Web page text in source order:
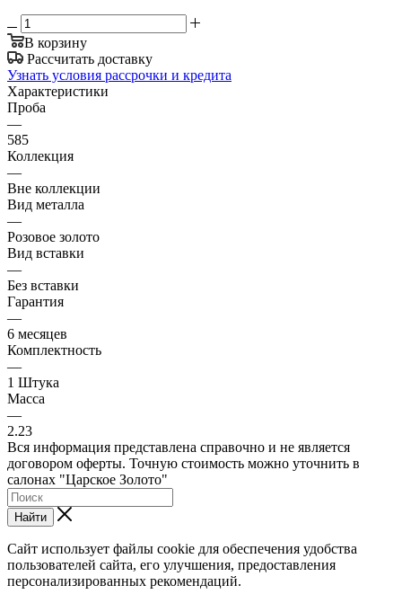
В корзину
Рассчитать доставку
Узнать условия рассрочки и кредита
Характеристики
Проба
—
585
Коллекция
—
Вне коллекции
Вид металла
—
Розовое золото
Вид вставки
—
Без вставки
Гарантия
—
6 месяцев
Комплектность
—
1 Штука
Масса
—
2.23
Вся информация представлена справочно и не является
договором оферты. Точную стоимость можно уточнить в
салонах "Царское Золото"
Найти
Сайт использует файлы cookie для обеспечения удобства
пользователей сайта, его улучшения, предоставления
персонализированных рекомендаций.